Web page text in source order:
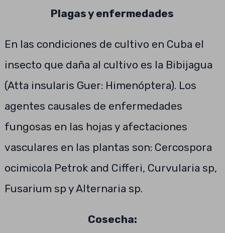
Plagas y enfermedades
En las condiciones de cultivo en Cuba el
insecto que daña al cultivo es la Bibijagua
(Atta insularis Guer: Himenóptera). Los
agentes causales de enfermedades
fungosas en las hojas y afectaciones
vasculares en las plantas son: Cercospora
ocimicola Petrok and Cifferi, Curvularia sp,
Fusarium sp y Alternaria sp.
Cosecha: